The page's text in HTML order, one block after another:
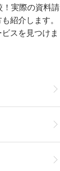
！実際の資料請
紹介します。
スを見つけま